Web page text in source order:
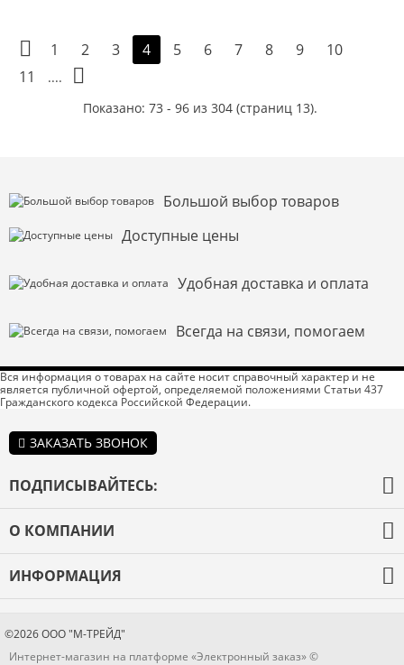
1 2 3 4 5 6 7 8 9
10
11
....
Показано: 73 - 96 из 304 (страниц 13).
Большой выбор товаров
Доступные цены
Удобная доставка и оплата
Всегда на связи, помогаем
Вся информация о товарах на сайте носит справочный характер и не
является публичной офертой, определяемой положениями Статьи 437
Гражданского кодекса Российской Федерации.
ЗАКАЗАТЬ ЗВОНОК
ПОДПИСЫВАЙТЕСЬ:
О КОМПАНИИ
Новости
ИНФОРМАЦИЯ
Бренды
Блог
©2026 ООО "М-ТРЕЙД"
Интернет-магазин на платформе «Электронный заказ» ©